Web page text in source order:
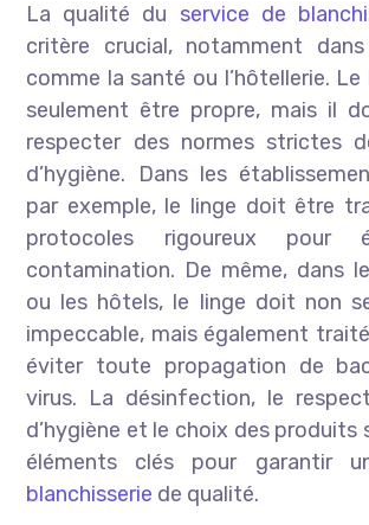
La qualité du service de
critère crucial, notamment
comme la santé ou l’hôtellerie.
seulement être propre, mais il
respecter des normes strictes
d’hygiène. Dans les
par exemple, le linge doit être
protocoles rigoureux pour
contamination. De même, dans
ou les hôtels, le linge doit non
impeccable, mais également
éviter toute propagation de
virus. La désinfection, le
d’hygiène et le choix des produits
éléments clés pour garantir
blanchisserie de qualité.